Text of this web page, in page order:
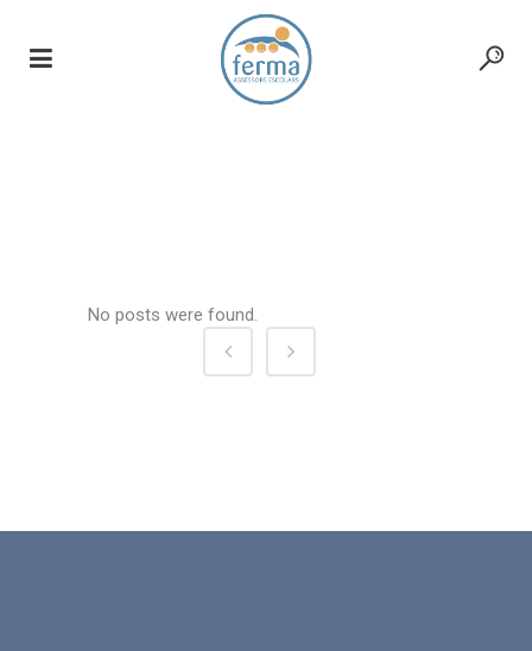
No posts were found.